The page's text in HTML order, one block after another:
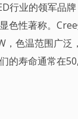
行业的领军品
色性著称。
，色温范围广泛
的寿命通常在